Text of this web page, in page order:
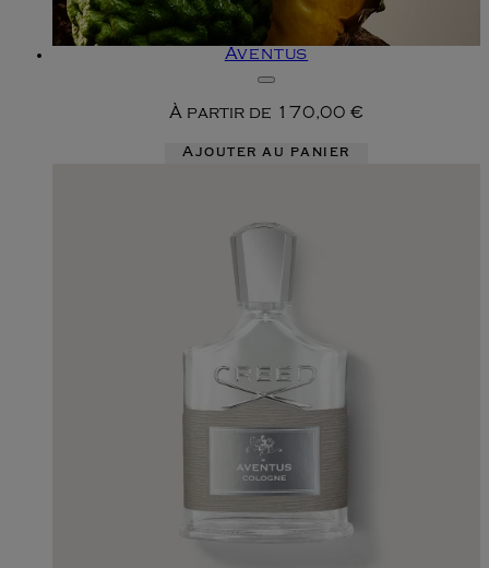
Aventus
À partir de 170,00 €
Ajouter au panier